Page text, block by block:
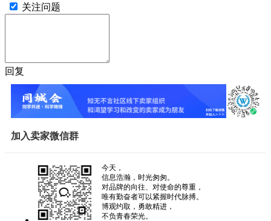
关注问题
回复
加入卖家微信群
今天，
信息浩瀚，时光匆匆。
对品牌的向往、对使命的尊重，
唯有勤奋者可以紧握时代脉搏。
博观约取，勇敢精进，
不负青春荣光。